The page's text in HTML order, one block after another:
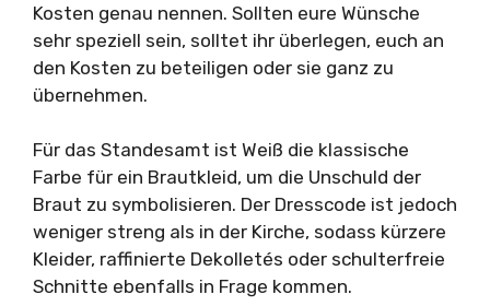
Kosten genau nennen. Sollten eure Wünsche
sehr speziell sein, solltet ihr überlegen, euch an
den Kosten zu beteiligen oder sie ganz zu
übernehmen.
Für das Standesamt ist Weiß die klassische
Farbe für ein Brautkleid, um die Unschuld der
Braut zu symbolisieren. Der Dresscode ist jedoch
weniger streng als in der Kirche, sodass kürzere
Kleider, raffinierte Dekolletés oder schulterfreie
Schnitte ebenfalls in Frage kommen.